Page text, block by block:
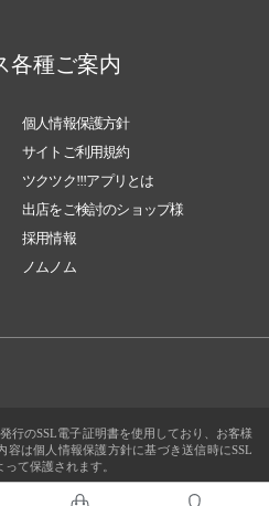
各種ご案内
個人情報保護方針
サイトご利用規約
ツクツク!!!アプリとは
出店をご検討のショップ様
採用情報
ノムノム
行のSSL電子証明書を使用しており、お客様
容は個人情報保護方針に基づき送信時にSSL
て保護されます。